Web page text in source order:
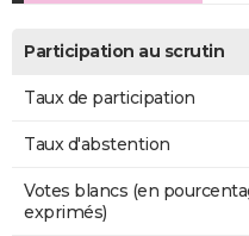
Participation au scrutin
Taux de participation
Taux d'abstention
Votes blancs (en
exprimés)